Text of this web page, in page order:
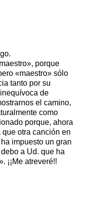
porque
«maestro» sólo
tanto por su
de
el camino,
como
porque, ahora
otra canción en
impuesto un gran
a Ud. que ha
¡¡Me atreveré!!